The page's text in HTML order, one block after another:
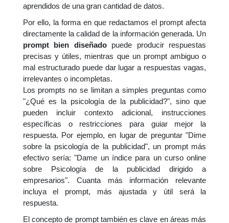
aprendidos de una gran cantidad de datos.
Por ello, la forma en que redactamos el prompt afecta
directamente la calidad de la información generada. Un
prompt bien diseñadopuede producir respuestas
precisas y útiles, mientras que un prompt ambiguo o
mal estructurado puede dar lugar a respuestas vagas,
irrelevantes o incompletas.
Los prompts no se limitan a simples preguntas como
"¿Qué es la psicología de la publicidad?", sino que
pueden incluir contexto adicional, instrucciones
específicas o restricciones para guiar mejor la
respuesta. Por ejemplo, en lugar de preguntar "Dime
sobre la psicología de la publicidad", un prompt más
efectivo sería: "Dame un índice para un curso online
sobre Psicología de la publicidad dirigido a
empresarios". Cuanta más información relevante
incluya el prompt, más ajustada y útil será la
respuesta.
El concepto de prompt también es clave en áreas más